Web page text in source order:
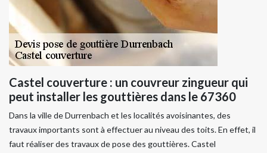
Castel couverture : un couvreur zingueur qui
peut installer les gouttières dans le 67360
Dans la ville de Durrenbach et les localités avoisinantes, des
travaux importants sont à effectuer au niveau des toits. En effet, il
faut réaliser des travaux de pose des gouttières. Castel